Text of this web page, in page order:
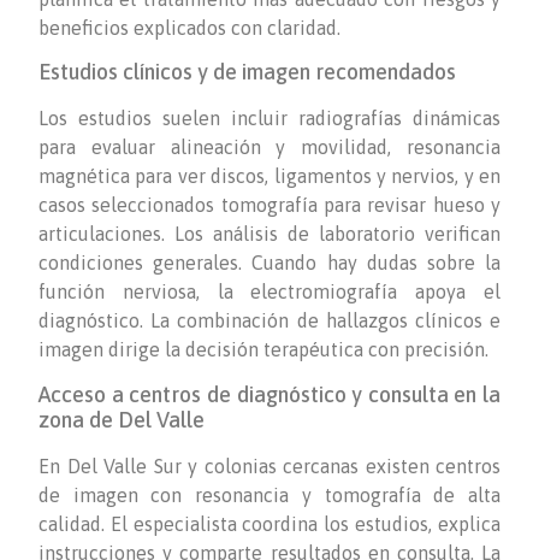
beneficios explicados con claridad.
Estudios clínicos y de imagen recomendados
Los estudios suelen incluir radiografías dinámicas
para evaluar alineación y movilidad, resonancia
magnética para ver discos, ligamentos y nervios, y en
casos seleccionados tomografía para revisar hueso y
articulaciones. Los análisis de laboratorio verifican
condiciones generales. Cuando hay dudas sobre la
función nerviosa, la electromiografía apoya el
diagnóstico. La combinación de hallazgos clínicos e
imagen dirige la decisión terapéutica con precisión.
Acceso a centros de diagnóstico y consulta en la
zona de Del Valle
En Del Valle Sur y colonias cercanas existen centros
de imagen con resonancia y tomografía de alta
calidad. El especialista coordina los estudios, explica
instrucciones y comparte resultados en consulta. La